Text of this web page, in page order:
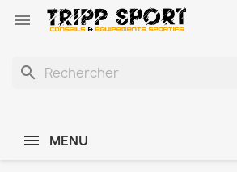

search
MENU